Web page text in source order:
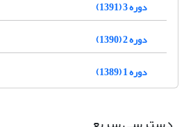
دوره 3 (1391)
دوره 2 (1390)
دوره 1 (1389)